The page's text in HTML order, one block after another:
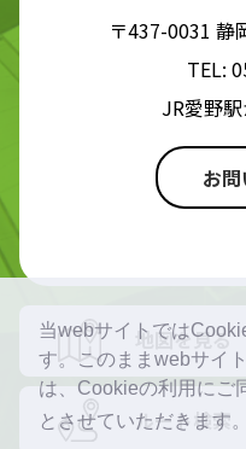
当webサイトでは
す。このままwebサイ
は、Cookieの利用にご
とさせていただきます。
〒437-0031 静
TEL:
JR愛野
お
地図を見る
ルート検索